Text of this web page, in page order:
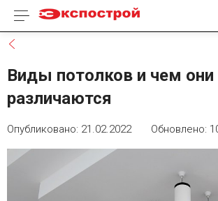
Каталог товаров
Виды потолков и чем они
различаются
Опубликовано: 21.02.2022 Обновлено: